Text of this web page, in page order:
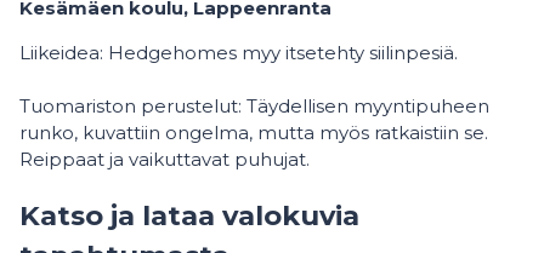
Kesämäen koulu, Lappeenranta
Liikeidea: Hedgehomes myy itsetehty siilinpesiä.
Tuomariston perustelut: Täydellisen myyntipuheen
runko, kuvattiin ongelma, mutta myös ratkaistiin se.
Reippaat ja vaikuttavat puhujat.
Katso ja lataa valokuvia